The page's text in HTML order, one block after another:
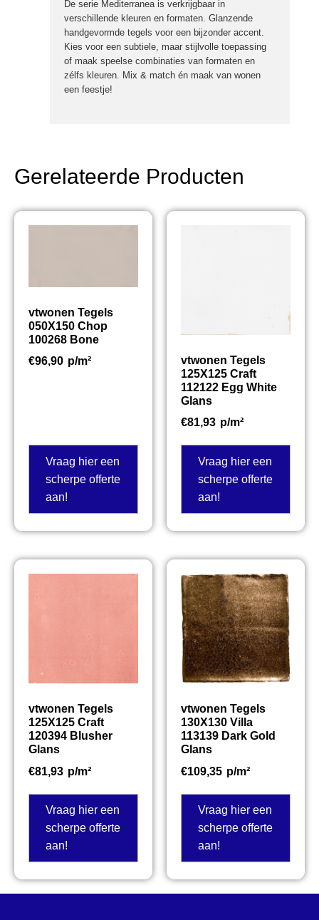
De serie Mediterranea is verkrijgbaar in
verschillende kleuren en formaten. Glanzende
handgevormde tegels voor een bijzonder accent.
Kies voor een subtiele, maar stijlvolle toepassing
of maak speelse combinaties van formaten en
zélfs kleuren. Mix & match én maak van wonen
een feestje!
Gerelateerde Producten
vtwonen Tegels
050X150 Chop
100268 Bone
€96,90 p/m²
Vraag hier een
scherpe offerte
aan!
vtwonen Tegels
125X125 Craft
112122 Egg White
Glans
€81,93 p/m²
Vraag hier een
scherpe offerte
aan!
vtwonen Tegels
125X125 Craft
120394 Blusher
Glans
€81,93 p/m²
Vraag hier een
scherpe offerte
aan!
vtwonen Tegels
130X130 Villa
113139 Dark Gold
Glans
€109,35 p/m²
Vraag hier een
scherpe offerte
aan!